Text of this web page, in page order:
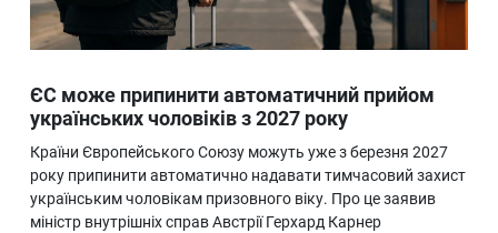
Людина
Ukraine
Про нас
ЄС може припинити автоматичний прийом
українських чоловіків з 2027 року
Країни Європейського Союзу можуть уже з березня 2027
року припинити автоматично надавати тимчасовий захист
українським чоловікам призовного віку. Про це заявив
міністр внутрішніх справ Австрії Герхард Карнер